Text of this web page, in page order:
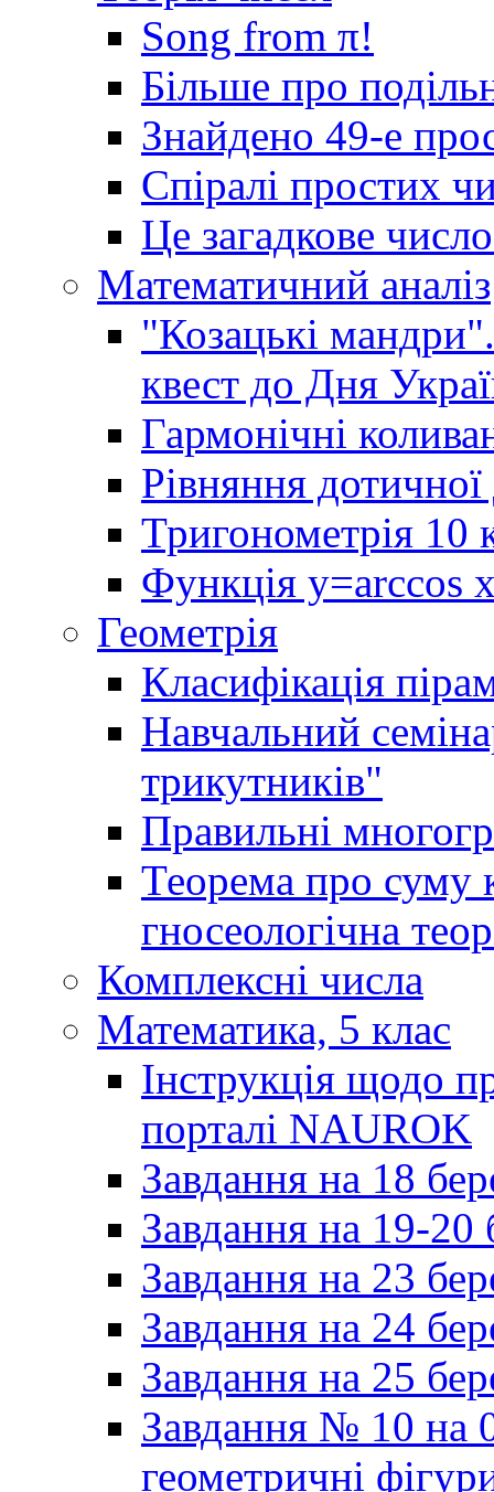
Song from π!
Більше про
Знайдено 49-е
Спіралі простих
Це загадкове
Математичний аналіз
"Козацькі
квест до Дня
Гармонічні
Рівняння
Тригонометрія 10
Функція y=arccos x
Геометрія
Класифікація
Навчальний
трикутників"
Правильні
Теорема про суму
гносеологічна
Комплексні числа
Математика, 5 клас
Інструкція щодо
порталі NAUROK
Завдання на 18
Завдання на 19-20
Завдання на 23
Завдання на 24
Завдання на 25
Завдання № 10 на
геометричні